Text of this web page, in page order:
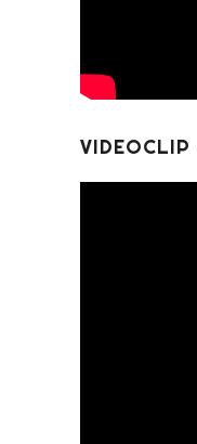
VIDEOCLIP